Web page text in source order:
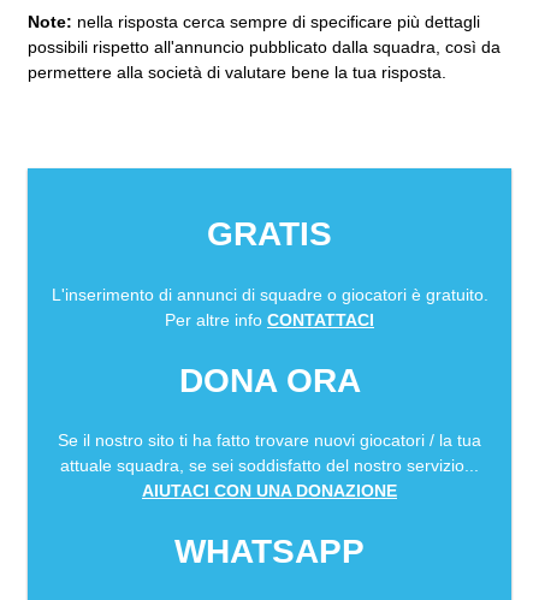
Note: nella risposta cerca sempre di specificare più dettagli
possibili rispetto all'annuncio pubblicato dalla squadra, così da
permettere alla società di valutare bene la tua risposta.
GRATIS
L'inserimento di annunci di squadre o giocatori è gratuito.
Per altre info CONTATTACI
DONA ORA
Se il nostro sito ti ha fatto trovare nuovi giocatori / la tua
attuale squadra, se sei soddisfatto del nostro servizio...
AIUTACI CON UNA DONAZIONE
WHATSAPP